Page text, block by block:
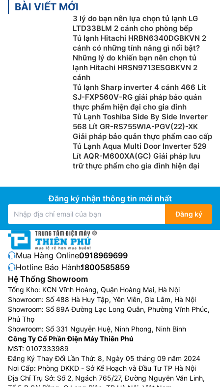
BÀI VIẾT MỚI
3 lý do bạn nên lựa chọn tủ lạnh LG
LTD33BLM 2 cánh cho phòng bếp
Tủ lạnh Hitachi HRBN6340DGBKVN 2
cánh có những tính năng gì nổi bật?
Những lý do khiến bạn nên chọn tủ
lạnh Hitachi HRSN9713ESGBKVN 2
cánh
Tủ lạnh Sharp inverter 4 cánh 466 Lít
SJ-FXP560V-RG giải pháp bảo quản
thực phẩm hiện đại cho gia đình
Tủ Lạnh Toshiba Side By Side Inverter
568 Lít GR-RS755WIA-PGV(22)-XK
Giải pháp bảo quản thực phẩm cao cấp
Tủ Lạnh Aqua Multi Door Inverter 529
Lít AQR-M600XA(GC) Giải pháp lưu
trữ thực phẩm cho gia đình hiện đại
Đăng ký nhận thông tin mới nhất
Đăng ký
Mua Hàng Online:0918969699
Hotline Bảo Hành:1800585859
Hệ Thống Showroom
Tổng Kho: KCN Vĩnh Hoàng, Quận Hoàng Mai, Hà Nội
Showroom: Số 488 Hà Huy Tập, Yên Viên, Gia Lâm, Hà Nội
Showroom: Số 89A Đường Lạc Long Quân, Phường Vĩnh Phúc,
Phú Thọ
Showroom: Số 331 Nguyễn Huệ, Ninh Phong, Ninh Bình
Công Ty Cổ Phần Điện Máy Thiên Phú
MST: 0107333989
Đăng Ký Thay Đổi Lần Thứ: 8, Ngày 05 tháng 09 năm 2024
Nơi Cấp: Phòng DKKD - Sở Kế Hoạch và Đầu Tư TP Hà Nội
Địa Chỉ Trụ Sở: Số 2, Ngách 765/27, Đường Nguyễn Văn Linh,